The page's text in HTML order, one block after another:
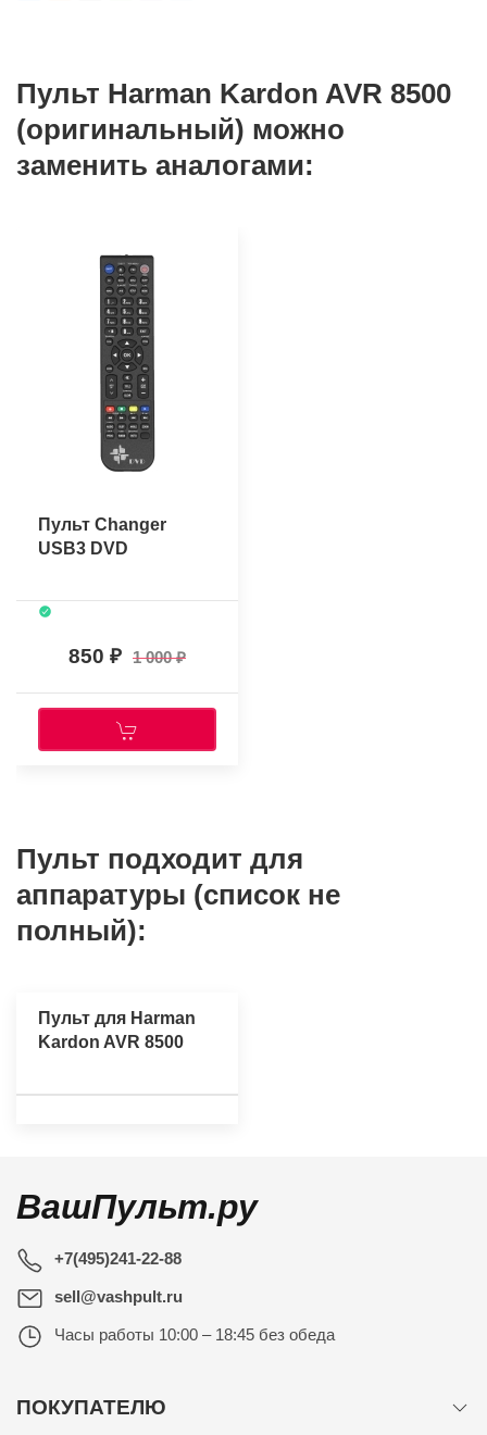
Пульт Harman Kardon AVR 8500
(оригинальный) можно
заменить аналогами:
Пульт Changer
USB3 DVD
850 1 000
Пульт подходит для
аппаратуры (список не
полный):
Пульт для Harman
Kardon AVR 8500
ВашПульт.ру
+7(495)241-22-88
sell@vashpult.ru
Часы работы 10:00 – 18:45 без обеда
ПОКУПАТЕЛЮ